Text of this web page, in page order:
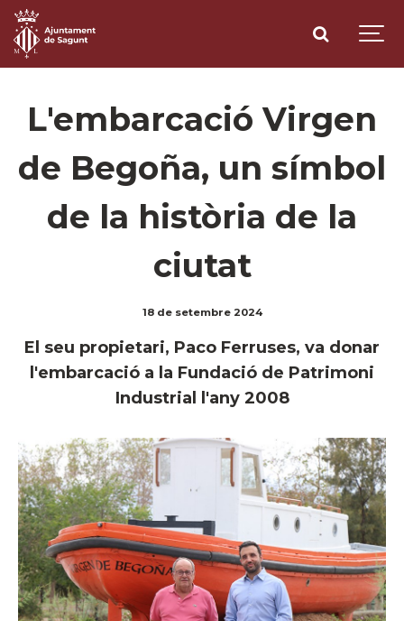
L'embarcació Virgen
de Begoña, un símbol
de la història de la
ciutat
18 de setembre 2024
El seu propietari, Paco Ferruses, va donar
l'embarcació a la Fundació de Patrimoni
Industrial l'any 2008